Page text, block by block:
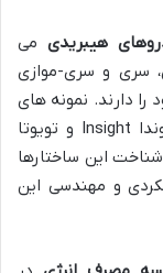
هیبریدی می
سری و سری-موازی
دارند. نمونه های
مطرحی از این خودروها نظیر تویوتا THS، هوندا Insight و تویوتا
این ساختارها
و مهندسی این